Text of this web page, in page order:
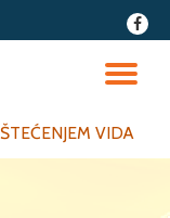
fa-
VIDA